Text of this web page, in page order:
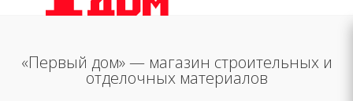
«Первый дом» — магазин строительных и
отделочных материалов